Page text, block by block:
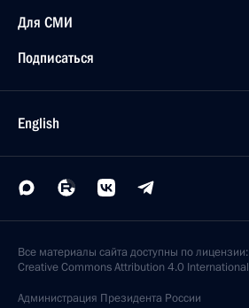
Для СМИ
Подписаться
English
Все материалы сайта доступны по лицензии:
Creative Commons Attribution 4.0 International
Администрация Президента России